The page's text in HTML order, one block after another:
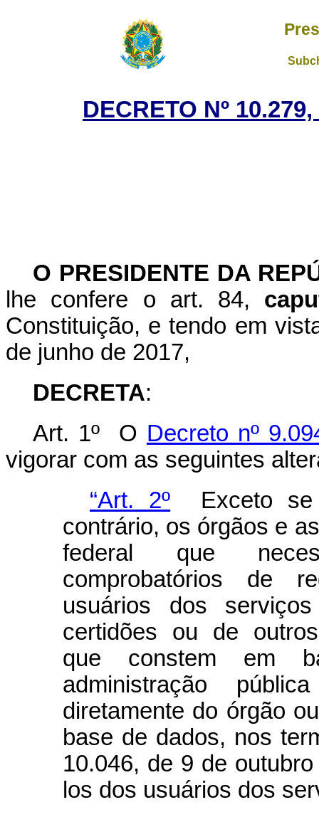
DECRETO Nº
O PRESIDENTE DA
lhe confere o art. 84,
Constituição, e tendo em
de junho de 2017,
DECRETA:
Art. 1º O Decreto nº
vigorar com as seguintes
“Art. 2º Exceto se
contrário, os órgãos e
federal que
comprobatórios de
usuários dos
certidões ou de
que constem em
administração
diretamente do órgão
base de dados, nos
10.046, de 9 de
los dos usuários dos